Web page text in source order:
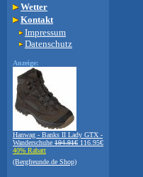
Wetter
Kontakt
Impressum
Datenschutz
Anzeige:
Hanwag - Banks II Lady GTX -
Wanderschuhe 194.91€ 116.95€
40% Rabatt
(Bergfreunde.de Shop)